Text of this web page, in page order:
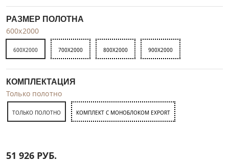
РАЗМЕР ПОЛОТНА
600x2000
600X2000 700X2000 800X2000 900X2000
КОМПЛЕКТАЦИЯ
Только полотно
ТОЛЬКО ПОЛОТНО КОМПЛЕКТ С МОНОБЛОКОМ EXPORT
51 926 РУБ.